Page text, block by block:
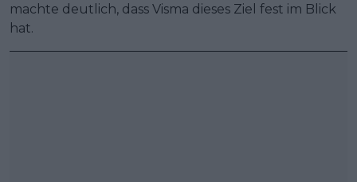
machte deutlich, dass Visma dieses Ziel fest im Blick
hat.